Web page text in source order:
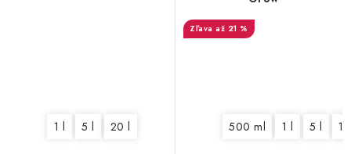
1 l 5 l 20 l
až 21 %
500 ml 1 l 5 l